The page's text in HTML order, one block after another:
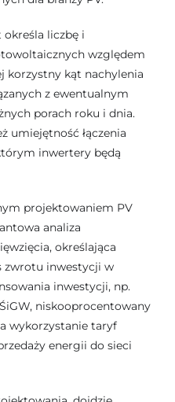
liczbę i
względem
korzystny kąt nachylenia
z ewentualnym
porach roku i dnia.
umiejętność łączenia
inwertery będą
projektowaniem PV
analiza
określająca
zwrotu inwestycji w
inwestycji, np.
niskooprocentowany
wykorzystanie taryf
energii do sieci